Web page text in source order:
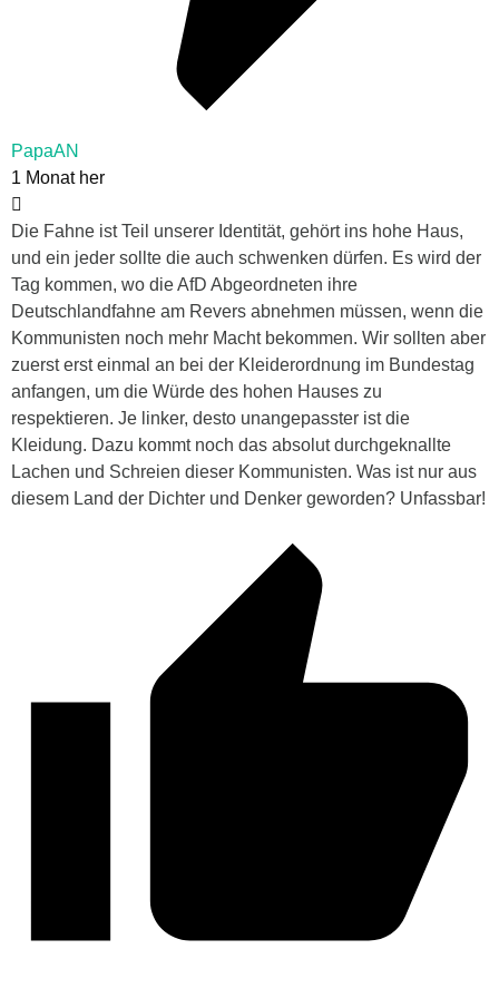
PapaAN
1 Monat her
Die Fahne ist Teil unserer Identität, gehört ins hohe Haus,
und ein jeder sollte die auch schwenken dürfen. Es wird der
Tag kommen, wo die AfD Abgeordneten ihre
Deutschlandfahne am Revers abnehmen müssen, wenn die
Kommunisten noch mehr Macht bekommen. Wir sollten aber
zuerst erst einmal an bei der Kleiderordnung im Bundestag
anfangen, um die Würde des hohen Hauses zu
respektieren. Je linker, desto unangepasster ist die
Kleidung. Dazu kommt noch das absolut durchgeknallte
Lachen und Schreien dieser Kommunisten. Was ist nur aus
diesem Land der Dichter und Denker geworden? Unfassbar!